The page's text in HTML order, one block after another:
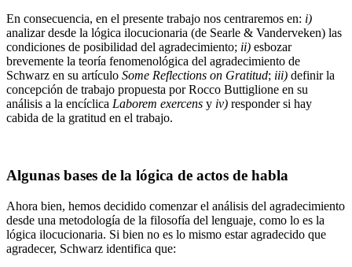
En consecuencia, en el presente trabajo nos centraremos en: i)
analizar desde la lógica ilocucionaria (de Searle & Vanderveken) las
condiciones de posibilidad del agradecimiento; ii) esbozar
brevemente la teoría fenomenológica del agradecimiento de
Schwarz en su artículo Some Reflections on Gratitud; iii) definir la
concepción de trabajo propuesta por Rocco Buttiglione en su
análisis a la encíclica Laborem exercens y iv) responder si hay
cabida de la gratitud en el trabajo.
Algunas bases de la lógica de actos de habla
Ahora bien, hemos decidido comenzar el análisis del agradecimiento
desde una metodología de la filosofía del lenguaje, como lo es la
lógica ilocucionaria. Si bien no es lo mismo estar agradecido que
agradecer, Schwarz identifica que: